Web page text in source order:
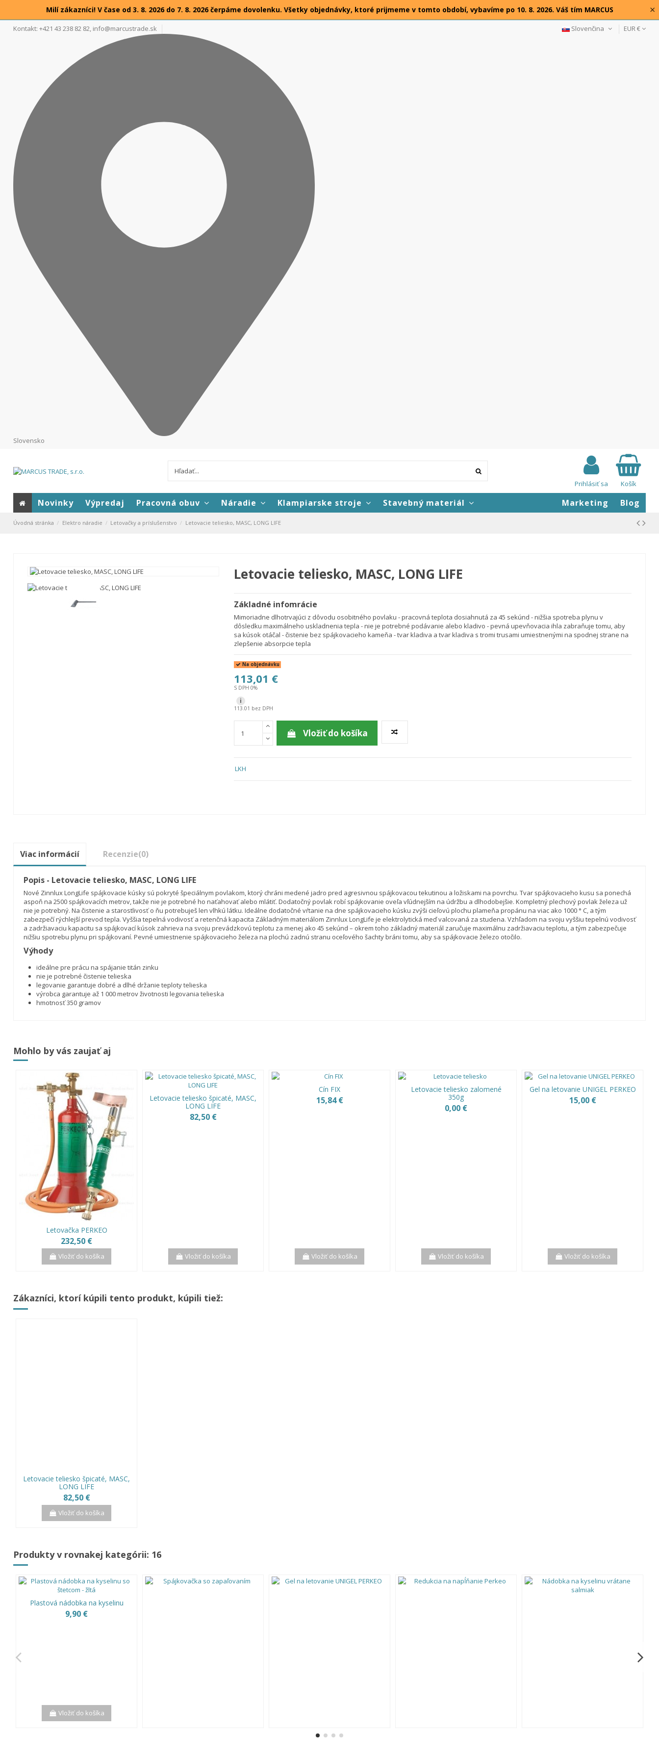
Milí zákazníci! V čase od 3. 8. 2026 do 7. 8. 2026 čerpáme dovolenku. Všetky objednávky, ktoré prijmeme v tomto období, vybavíme po 10. 8. 2026. Váš tím MARCUS ×
Kontakt: +421 43 238 82 82, info@marcustrade.sk
Slovensko
Slovenčina EUR €
Prihlásiť sa Košík
Novinky Výpredaj Pracovná obuv Náradie Klampiarske stroje Stavebný materiál Blog
Marketing
Úvodná stránka Elektro náradie Letovačky a príslušenstvo Letovacie teliesko, MASC, LONG LIFE
Letovacie teliesko, MASC, LONG LIFE
Základné infomrácie
Mimoriadne dlhotrvajúci z dôvodu osobitného povlaku - pracovná teplota dosiahnutá za 45 sekúnd - nižšia spotreba plynu v
dôsledku maximálneho uskladnenia tepla - nie je potrebné podávanie alebo kladivo - pevná upevňovacia ihla zabraňuje tomu, aby
sa kúsok otáčal - čistenie bez spájkovacieho kameňa - tvar kladiva a tvar kladiva s tromi trusami umiestnenými na spodnej strane na
zlepšenie absorpcie tepla
Na objednávku
113,01 €
S DPH 0%
i
113.01 bez DPH
Vložiť do košíka
LKH
Viac informácií Recenzie(0)
Popis - Letovacie teliesko, MASC, LONG LIFE
Nové Zinnlux LongLife spájkovacie kúsky sú pokryté špeciálnym povlakom, ktorý chráni medené jadro pred agresivnou spájkovacou tekutinou a ložiskami na povrchu. Tvar spájkovacieho kusu sa ponechá
aspoň na 2500 spájkovacích metrov, takže nie je potrebné ho naťahovať alebo mlátiť. Dodatočný povlak robí spájkovanie oveľa vľúdnejším na údržbu a dlhodobejšie. Kompletný plechový povlak železa už
nie je potrebný. Na čistenie a starostlivosť o ňu potrebuješ len vlhkú látku. Ideálne dodatočné vŕtanie na dne spájkovacieho kúsku zvýši cieľovú plochu plameňa propánu na viac ako 1000 ° C, a tým
zabezpečí rýchlejší prevod tepla. Vyššia tepelná vodivosť a retenčná kapacita Základným materiálom Zinnlux LongLife je elektrolytická meď valcovaná za studena. Vzhľadom na svoju vyššiu tepelnú vodivosť
a zadržiavaciu kapacitu sa spájkovací kúsok zahrieva na svoju prevádzkovú teplotu za menej ako 45 sekúnd – okrem toho základný materiál zaručuje maximálnu zadržiavaciu teplotu, a tým zabezpečuje
nižšiu spotrebu plynu pri spájkovaní. Pevné umiestnenie spájkovacieho železa na plochú zadnú stranu oceľového šachty bráni tomu, aby sa spájkovacie železo otočilo.
Výhody
ideálne pre prácu na spájanie titán zinku
nie je potrebné čistenie telieska
legovanie garantuje dobré a dlhé držanie teploty telieska
výrobca garantuje až 1 000 metrov životnosti legovania telieska
hmotnosť 350 gramov
Mohlo by vás zaujať aj
Letovačka PERKEO
232,50 €
Vložiť do košíka
Letovacie teliesko špicaté, MASC,
LONG LIFE
82,50 €
Vložiť do košíka
Cín FIX
15,84 €
Vložiť do košíka
Letovacie teliesko zalomené
350g
0,00 €
Vložiť do košíka
Gel na letovanie UNIGEL PERKEO
15,00 €
Vložiť do košíka
Zákazníci, ktorí kúpili tento produkt, kúpili tiež:
Letovacie teliesko špicaté, MASC,
LONG LIFE
82,50 €
Vložiť do košíka
Produkty v rovnakej kategórii: 16
Plastová nádobka na kyselinu
9,90 €
Vložiť do košíka